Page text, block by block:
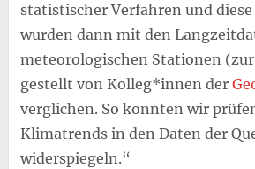
statistischer Verfahren und
wurden dann mit den
meteorologischen Stationen
gestellt von Kolleg*innen der
verglichen. So konnten wir
Klimatrends in den Daten der
widerspiegeln.“